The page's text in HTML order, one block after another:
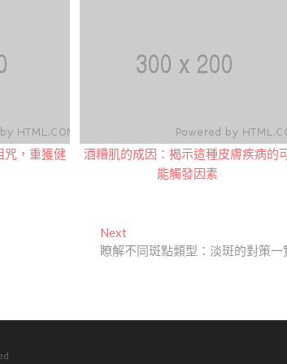
咒，重獲健
酒糟肌的成因：揭示這種皮膚疾病的
能觸發因素
NextNext
post:
瞭解不同斑點類型：淡斑的對策一